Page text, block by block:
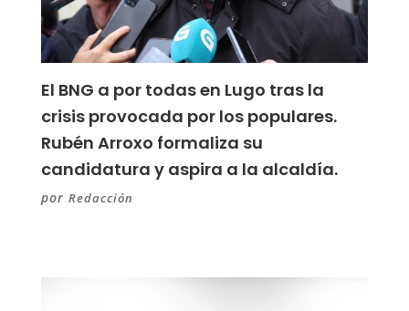
El BNG a por todas en Lugo tras la
crisis provocada por los populares.
Rubén Arroxo formaliza su
candidatura y aspira a la alcaldía.
por Redacción